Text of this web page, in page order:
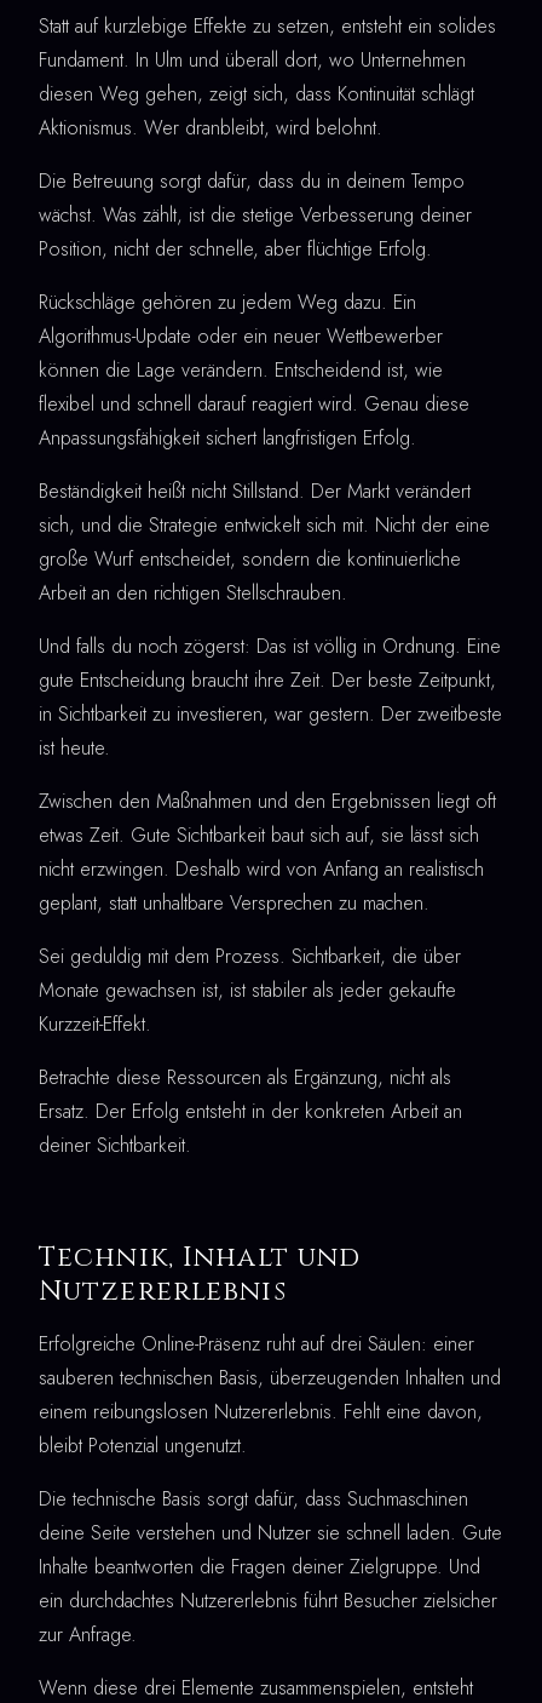
Statt auf kurzlebige Effekte zu setzen, entsteht ein solides
Fundament. In Ulm und überall dort, wo Unternehmen
diesen Weg gehen, zeigt sich, dass Kontinuität schlägt
Aktionismus. Wer dranbleibt, wird belohnt.
Die Betreuung sorgt dafür, dass du in deinem Tempo
wächst. Was zählt, ist die stetige Verbesserung deiner
Position, nicht der schnelle, aber flüchtige Erfolg.
Rückschläge gehören zu jedem Weg dazu. Ein
Algorithmus-Update oder ein neuer Wettbewerber
können die Lage verändern. Entscheidend ist, wie
flexibel und schnell darauf reagiert wird. Genau diese
Anpassungsfähigkeit sichert langfristigen Erfolg.
Beständigkeit heißt nicht Stillstand. Der Markt verändert
sich, und die Strategie entwickelt sich mit. Nicht der eine
große Wurf entscheidet, sondern die kontinuierliche
Arbeit an den richtigen Stellschrauben.
Und falls du noch zögerst: Das ist völlig in Ordnung. Eine
gute Entscheidung braucht ihre Zeit. Der beste Zeitpunkt,
in Sichtbarkeit zu investieren, war gestern. Der zweitbeste
ist heute.
Zwischen den Maßnahmen und den Ergebnissen liegt oft
etwas Zeit. Gute Sichtbarkeit baut sich auf, sie lässt sich
nicht erzwingen. Deshalb wird von Anfang an realistisch
geplant, statt unhaltbare Versprechen zu machen.
Sei geduldig mit dem Prozess. Sichtbarkeit, die über
Monate gewachsen ist, ist stabiler als jeder gekaufte
Kurzzeit-Effekt.
Betrachte diese Ressourcen als Ergänzung, nicht als
Ersatz. Der Erfolg entsteht in der konkreten Arbeit an
deiner Sichtbarkeit.
Technik, Inhalt und
Nutzererlebnis
Erfolgreiche Online-Präsenz ruht auf drei Säulen: einer
sauberen technischen Basis, überzeugenden Inhalten und
einem reibungslosen Nutzererlebnis. Fehlt eine davon,
bleibt Potenzial ungenutzt.
Die technische Basis sorgt dafür, dass Suchmaschinen
deine Seite verstehen und Nutzer sie schnell laden. Gute
Inhalte beantworten die Fragen deiner Zielgruppe. Und
ein durchdachtes Nutzererlebnis führt Besucher zielsicher
zur Anfrage.
Wenn diese drei Elemente zusammenspielen, entsteht